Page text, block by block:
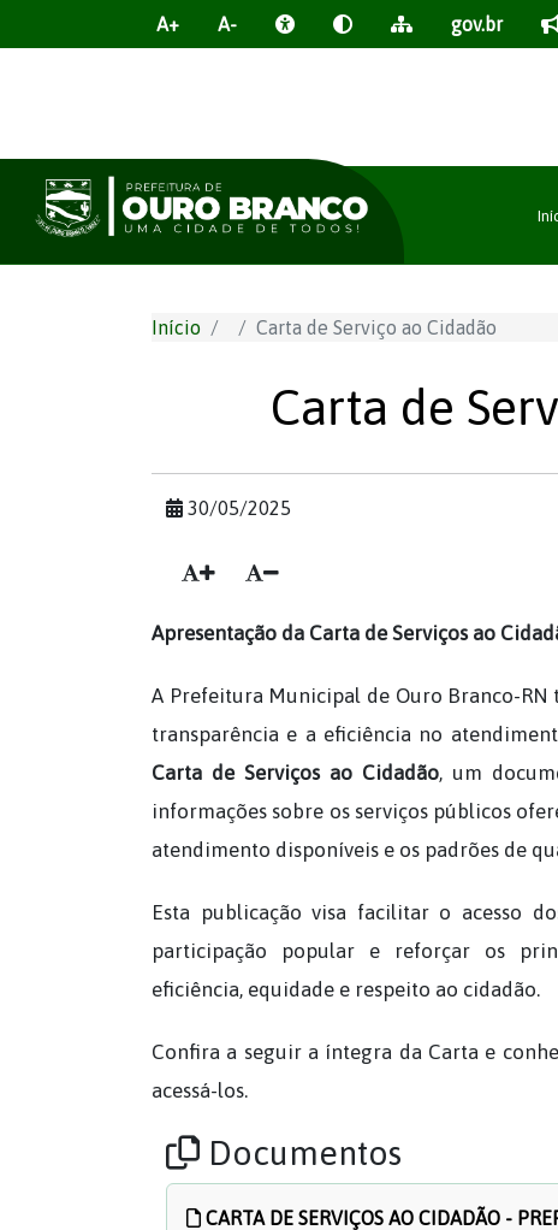
A+ A- gov.br
Início Carta de Serviço ao Cidadão
Carta de
30/05/2025
Apresentação da Carta de Serviços ao
A Prefeitura Municipal de Ouro Branco-
transparência e a eficiência no
Carta de Serviços ao Cidadão, um
informações sobre os serviços públicos
atendimento disponíveis e os padrões de
Esta publicação visa facilitar o acesso
participação popular e reforçar os
eficiência, equidade e respeito ao cidadão.
Confira a seguir a íntegra da Carta e
acessá-los.
Documentos
CARTA DE SERVIÇOS AO CIDADÃO -